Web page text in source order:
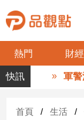
熱門 財經
品
觀
財
軍警消
首頁 生活